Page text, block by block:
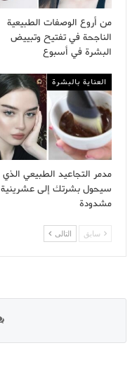
من أروع الوصفات الطبيعية
الناجحة في تفتيح وتبييض
البشرة في أسبوع
العناية بالبشرة
مدمر التجاعيد الطبيعي الذي
سيحول بشرتك إلى عشرينية
مشدودة
سابق التالى